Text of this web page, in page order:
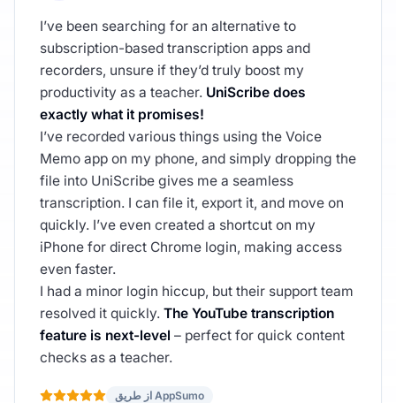
I’ve been searching for an alternative to
subscription-based transcription apps and
recorders, unsure if they’d truly boost my
productivity as a teacher. UniScribe does
exactly what it promises!
I’ve recorded various things using the Voice
Memo app on my phone, and simply dropping the
file into UniScribe gives me a seamless
transcription. I can file it, export it, and move on
quickly. I’ve even created a shortcut on my
iPhone for direct Chrome login, making access
even faster.
I had a minor login hiccup, but their support team
resolved it quickly. The YouTube transcription
feature is next-level – perfect for quick content
checks as a teacher.
از طریق AppSumo